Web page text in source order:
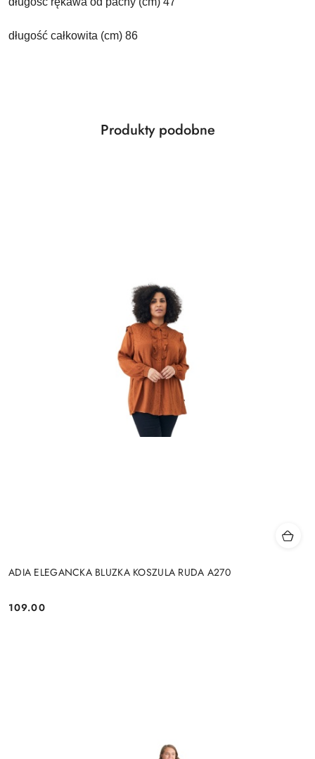
długość całkowita (cm) 86
Pomiń karuzelę produktów
Produkty
Produkty podobne
ADIA ELEGANCKA BLUZKA KOSZULA RUDA A270
Cena:
109.00